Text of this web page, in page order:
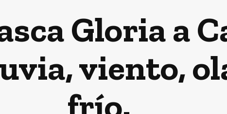
Gloria a
viento,
frío.